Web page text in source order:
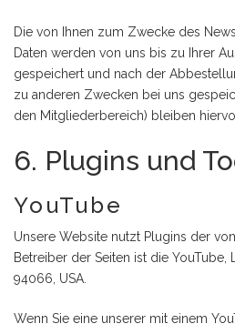
Die von Ihnen zum Zwecke des
Daten werden von uns bis zu Ihrer
gespeichert und nach der
zu anderen Zwecken bei uns
den Mitgliederbereich) bleiben
6. Plugins und
YouTube
Unsere Website nutzt Plugins der
Betreiber der Seiten ist die YouTube,
94066, USA.
Wenn Sie eine unserer mit einem